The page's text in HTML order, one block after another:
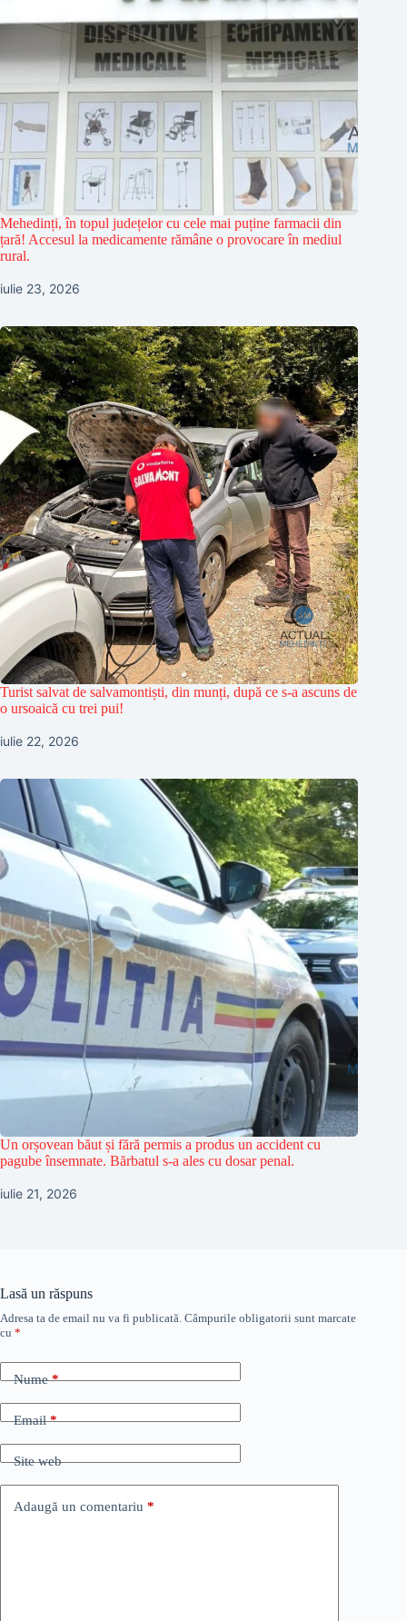
Mehedinți, în topul județelor cu cele mai puține farmacii din
țară! Accesul la medicamente rămâne o provocare în mediul
rural.
iulie 23, 2026
Turist salvat de salvamontiști, din munți, după ce s-a ascuns de
o ursoaică cu trei pui!
iulie 22, 2026
Un orșovean băut și fără permis a produs un accident cu
pagube însemnate. Bărbatul s-a ales cu dosar penal.
iulie 21, 2026
Lasă un răspuns
Adresa ta de email nu va fi publicată. Câmpurile obligatorii sunt marcate
cu *
Nume*
Email*
Site web
Adaugă un comentariu *